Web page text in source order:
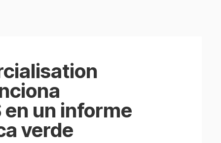
en un informe
verde